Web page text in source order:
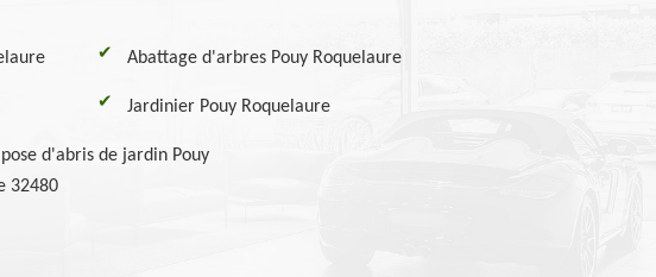
Abattage d'arbres Pouy Roquelaure
Jardinier Pouy Roquelaure
d'abris de jardin Pouy
32480